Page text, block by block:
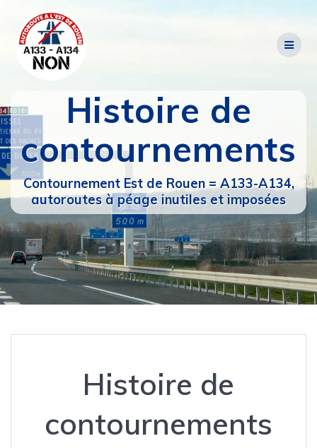
Histoire de
contournements
Contournement Est de Rouen = A133-A134,
autoroutes à péage inutiles et imposées
Histoire de
contournements